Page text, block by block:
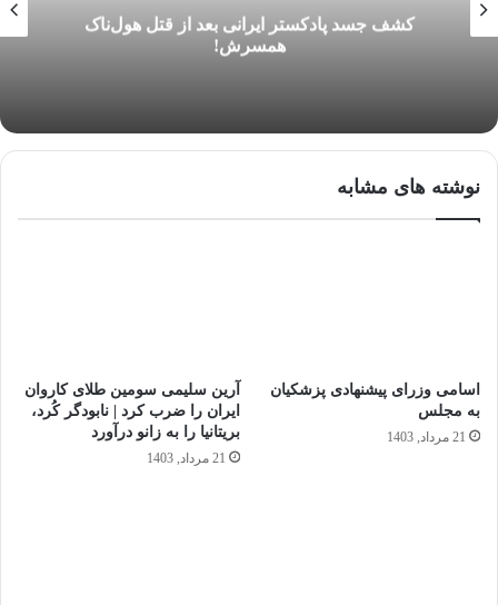
کشف جسد پادکستر ایرانی بعد از قتل هول‌ناک
همسرش!
نوشته های مشابه
اسامی وزرای پیشنهادی پزشکیان
به مجلس
21 مرداد, 1403
آرین سلیمی سومین طلای کاروان
ایران را ضرب کرد | نابودگر کُرد،
بریتانیا را به زانو درآورد
21 مرداد, 1403